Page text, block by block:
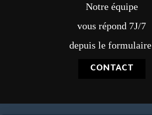
Notre équipe
vous répond 7J/7
depuis le formulaire
CONTACT